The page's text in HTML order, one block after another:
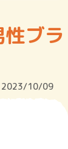
ブラ
2023/10/09